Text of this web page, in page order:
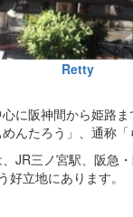
Retty
に阪神間から姫路
んたろう」、通称「
JR三ノ宮駅、阪急
好立地にあります。